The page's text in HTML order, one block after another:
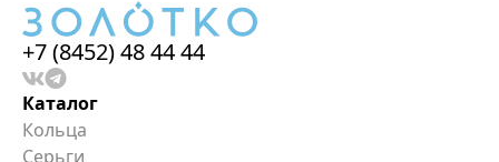
+7 (8452) 48 44 44
Каталог
Кольца
Серьги